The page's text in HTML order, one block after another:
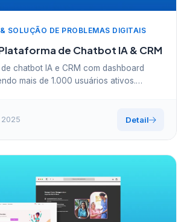
SOLUÇÃO DE PROBLEMAS DIGITAIS
de Chatbot IA & CRM
chatbot IA e CRM com dashboard
mais de 1.000 usuários ativos.
Detail